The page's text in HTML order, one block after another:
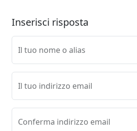
Inserisci risposta
Il tuo nome o alias
Il tuo indirizzo email
Conferma indirizzo email